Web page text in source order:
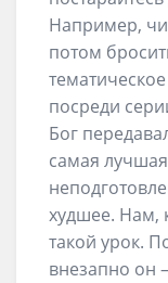
Например,
потом
посреди
Бог
самая
худшее. Нам,
такой урок.
внезапно он